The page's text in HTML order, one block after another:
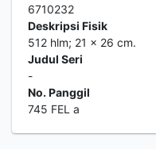
6710232
Deskripsi Fisik
512 hlm; 21 x 26 cm.
Judul Seri
-
No. Panggil
745 FEL a